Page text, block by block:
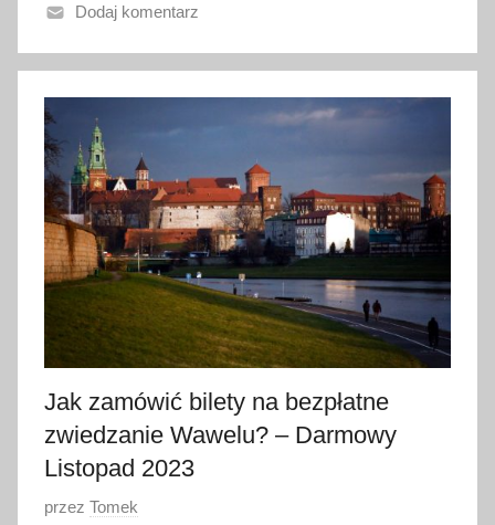
n
2
4
p
a
ź
d
z
i
a
2
0
Dodaj komentarz
Jak zamówić bilety na bezpłatne
zwiedzanie Wawelu? – Darmowy
Listopad 2023
O
przez Tomek